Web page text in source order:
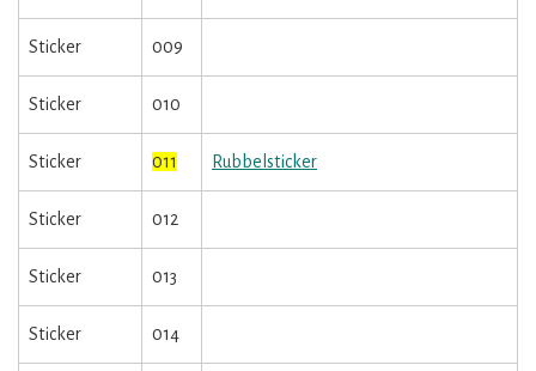
Sticker 009
Sticker 010
Sticker 011 Rubbelsticker
Sticker 012
Sticker 013
Sticker 014